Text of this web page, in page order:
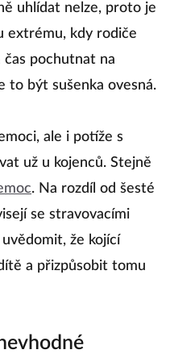
uhlídat nelze, proto je
extrému, kdy rodiče
pochutnat na
to být sušenka ovesná.
ale i potíže s
už u kojenců. Stejně
. Na rozdíl od šesté
se stravovacími
že kojící
a přizpůsobit tomu